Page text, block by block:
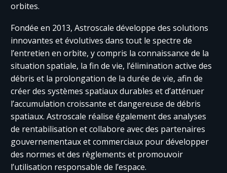
orbites.
Fondée en 2013, Astroscale développe des solutions
innovantes et évolutives dans tout le spectre de
l’entretien en orbite, y compris la connaissance de la
situation spatiale, la fin de vie, l’élimination active des
débris et la prolongation de la durée de vie, afin de
créer des systèmes spatiaux durables et d’atténuer
l’accumulation croissante et dangereuse de débris
spatiaux. Astroscale réalise également des analyses
de rentabilisation et collabore avec des partenaires
gouvernementaux et commerciaux pour développer
des normes et des règlements et promouvoir
l’utilisation responsable de l’espace.